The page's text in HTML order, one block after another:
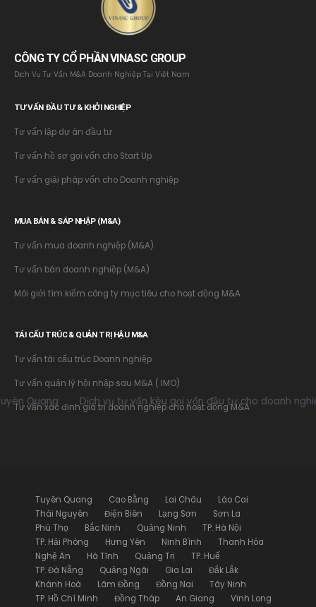
CÔNG TY CỔ PHẦN VINASC GROUP
Dịch Vụ Tư Vấn M&A Doanh Nghiệp Tại Việt Nam
TƯ VẤN ĐẦU TƯ & KHỞI NGHIỆP
Tư vấn lập dự án đầu tư
Tư vấn hồ sơ gọi vốn cho Start Up
Tư vấn giải pháp vốn cho Doanh nghiệp
MUA BÁN & SÁP NHẬP (M&A)
Tư vấn mua doanh nghiệp (M&A)
Tư vấn bán doanh nghiệp (M&A)
Môi giới tìm kiếm công ty mục tiêu cho hoạt động M&A
TÁI CẤU TRÚC & QUẢN TRỊ HẬU M&A
Tư vấn tái cấu trúc Doanh nghiệp
Tư vấn quản lý hội nhập sau M&A ( IMO)
Tư vấn xác định giá trị doanh nghiệp cho hoạt động M&A
Dịch vụ tư vấn kêu gọi vốn đầu tư cho doanh nghiệp tại
Tuyên Quang Cao Bằng Lai Châu
Lào Cai
Thái Nguyên
Điện Biên Lạng Sơn
Sơn La
Phú Thọ
Bắc Ninh Quảng Ninh
TP. Hà Nội
TP. Hải Phòng
Hưng Yên Ninh Bình
Thanh Hóa
Nghệ An
Hà Tĩnh Quảng Trị
TP. Huế
TP. Đà Nẵng
Quảng Ngãi Gia Lai
Đắk Lắk
Khánh Hoà
Lâm Đồng Đồng Nai
Tây Ninh
TP. Hồ Chí Minh
Đồng Tháp An Giang Vĩnh Long